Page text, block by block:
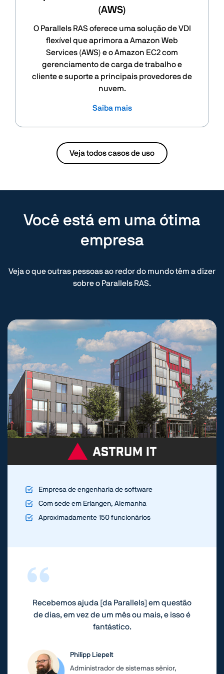
(AWS)
O Parallels RAS oferece uma solução de VDI
flexível que aprimora a Amazon Web
Services (AWS) e o Amazon EC2 com
gerenciamento de carga de trabalho e
cliente e suporte a principais provedores de
nuvem.
Saiba mais
Veja todos casos de uso
Você está em uma ótima
empresa
Veja o que outras pessoas ao redor do mundo têm a dizer
sobre o Parallels RAS.
Empresa de engenharia de software
Com sede em Erlangen, Alemanha
Aproximadamente 150 funcionários
Recebemos ajuda [da Parallels] em questão
de dias, em vez de um mês ou mais, e isso é
fantástico.
Philipp Liepelt
Administrador de sistemas sênior,